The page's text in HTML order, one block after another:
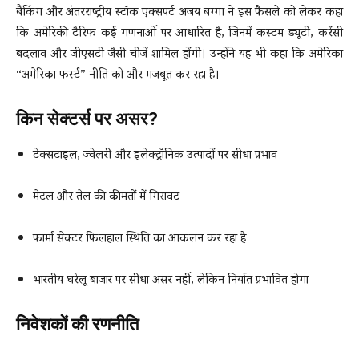
बैंकिंग और अंतरराष्ट्रीय स्टॉक एक्सपर्ट अजय बग्गा ने इस फैसले को लेकर कहा
कि अमेरिकी टैरिफ कई गणनाओं पर आधारित है, जिनमें कस्टम ड्यूटी, करेंसी
बदलाव और जीएसटी जैसी चीजें शामिल होंगी। उन्होंने यह भी कहा कि अमेरिका
“अमेरिका फर्स्ट” नीति को और मजबूत कर रहा है।
किन सेक्टर्स पर असर?
टेक्सटाइल, ज्वेलरी और इलेक्ट्रॉनिक उत्पादों पर सीधा प्रभाव
मेटल और तेल की कीमतों में गिरावट
फार्मा सेक्टर फिलहाल स्थिति का आकलन कर रहा है
भारतीय घरेलू बाजार पर सीधा असर नहीं, लेकिन निर्यात प्रभावित होगा
निवेशकों की रणनीति